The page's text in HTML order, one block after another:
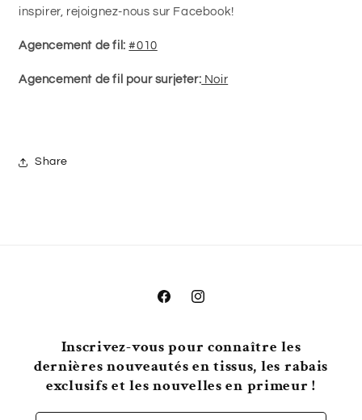
inspirer, rejoignez-nous sur Facebook!
Agencement de fil:#010
Agencement de fil pour surjeter: Noir
Share
FacebookInstagram
Inscrivez-vous pour connaître les
dernières nouveautés en tissus, les rabais
exclusifs et les nouvelles en primeur !